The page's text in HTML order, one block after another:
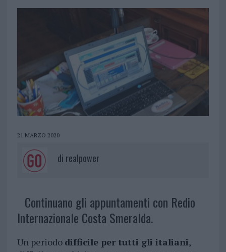
21 MARZO 2020
di realpower
Continuano gli appuntamenti con Redio
Internazionale Costa Smeralda.
Un periodo difficile per tutti gli italiani,